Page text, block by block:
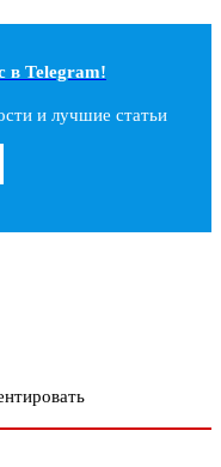
в Telegram!
и лучшие статьи